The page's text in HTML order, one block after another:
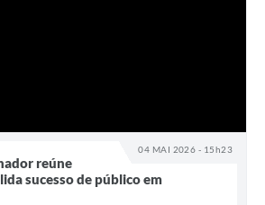
04 MAI 2026 - 15h23
reúne
sucesso de público em